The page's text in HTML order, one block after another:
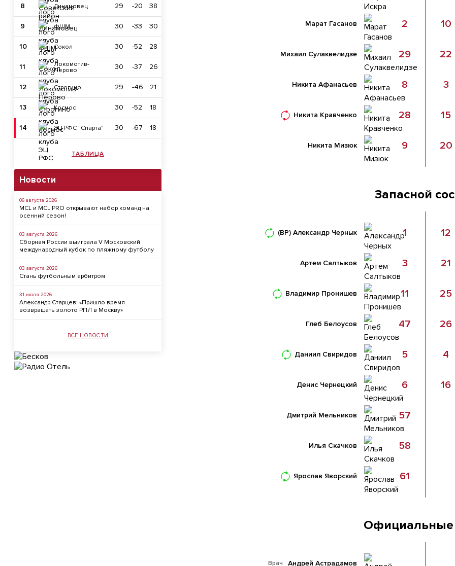
8 Динамовец 29 -20 38
9 ФШМ 30 -33 30
10 Сокол 30 -52 28
11
Локомотив-
Перово
30 -37 26
12 Строгино 29 -46 21
13 Космос 30 -52 18
14 ЭЦ РФС "Спарта" 30 -67 18
ТАБЛИЦА
Новости
06 августа 2026
MCL и MCL PRO открывают набор команд на
осенний сезон!
03 августа 2026
Сборная России выиграла V Московский
международный кубок по пляжному футболу
03 августа 2026
Стань футбольным арбитром
31 июля 2026
Александр Старцев: «Пришло время
возвращать золото РПЛ в Москву»
ВСЕ НОВОСТИ
Марат Гасанов 2
Михаил Сулаквелидзе 29
Никита Афанасьев 8
Никита Кравченко 28
Никита Мизюк 9
10
22
3
15
20
Запасной
Александр Черных
(ВР) 1
Артем Салтыков 3
Владимир Пронишев 11
Глеб Белоусов 47
Даниил Свиридов 5
Денис Чернецкий 6
Дмитрий Мельников 57
Илья Скачков 58
Ярослав Яворский 61
12
21
25
26
4
16
Официальные
Врач Андрей Астрадамов